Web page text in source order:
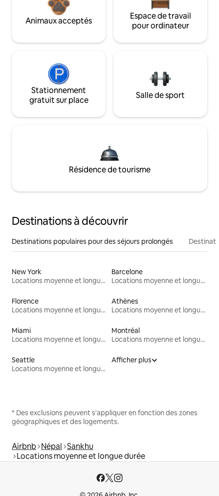
Animaux acceptés
Espace de travail
pour ordinateur
Stationnement
gratuit sur place
Salle de sport
Résidence de tourisme
Destinations à découvrir
Destinations populaires pour des séjours prolongés
New York
Locations moyenne et longue durée
Barcelone
Locations moyenne et longue durée
Florence
Locations moyenne et longue durée
Athènes
Locations moyenne et longue durée
Miami
Locations moyenne et longue durée
Montréal
Locations moyenne et longue durée
Seattle
Locations moyenne et longue durée
Afficher plus
* Des exclusions peuvent s'appliquer en fonction des zones
géographiques et des logements.
Airbnb Népal Sankhu
Locations moyenne et longue durée